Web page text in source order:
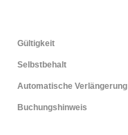
Gültigkeit
Selbstbehalt
Automatische Verlängerung
Buchungshinweis